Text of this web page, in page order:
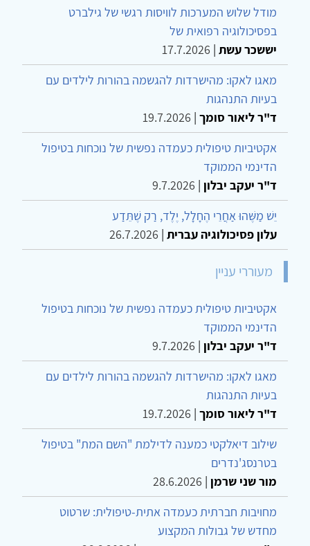
מודל שלוש המערכות לוויסות רגשי של גילברט
בפסיכולוגיה רפואית של
יששכר עשת |
17.7.2026
מאגו לאקו: מהישרדות להגשמה בהורות לילדים עם
בעיות התנהגות
ד"ר ליאור סומך |
19.7.2026
אקטיביות טיפולית כעמדה נפשית של נוכחות בטיפול
הדינמי הממוקד
ד"ר יעקב יבלון |
9.7.2026
יֵשׁ מַשֶּׁהוּ אַחֲרֵי הֶחָלָל, יֶלֶד, רַק שֶׁתֵּדַע
עלון פסיכולוגיה עברית |
26.7.2026
מעוררי עניין
אקטיביות טיפולית כעמדה נפשית של נוכחות בטיפול
הדינמי הממוקד
ד"ר יעקב יבלון |
9.7.2026
מאגו לאקו: מהישרדות להגשמה בהורות לילדים עם
בעיות התנהגות
ד"ר ליאור סומך |
19.7.2026
שילוב דיאלקטי כמענה לדילמת "השם המת" בטיפול
בטרנסג'נדרים
מור שני שרמן |
28.6.2026
מחויבות חברתית כעמדה אתית-טיפולית: שרטוט
מחדש של גבולות המקצוע